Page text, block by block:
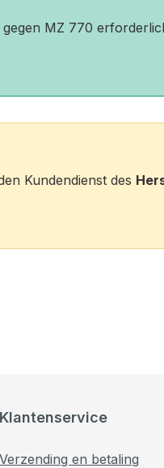
MZ 770
Kundendienst des
Klantenservice
Verzending en betaling